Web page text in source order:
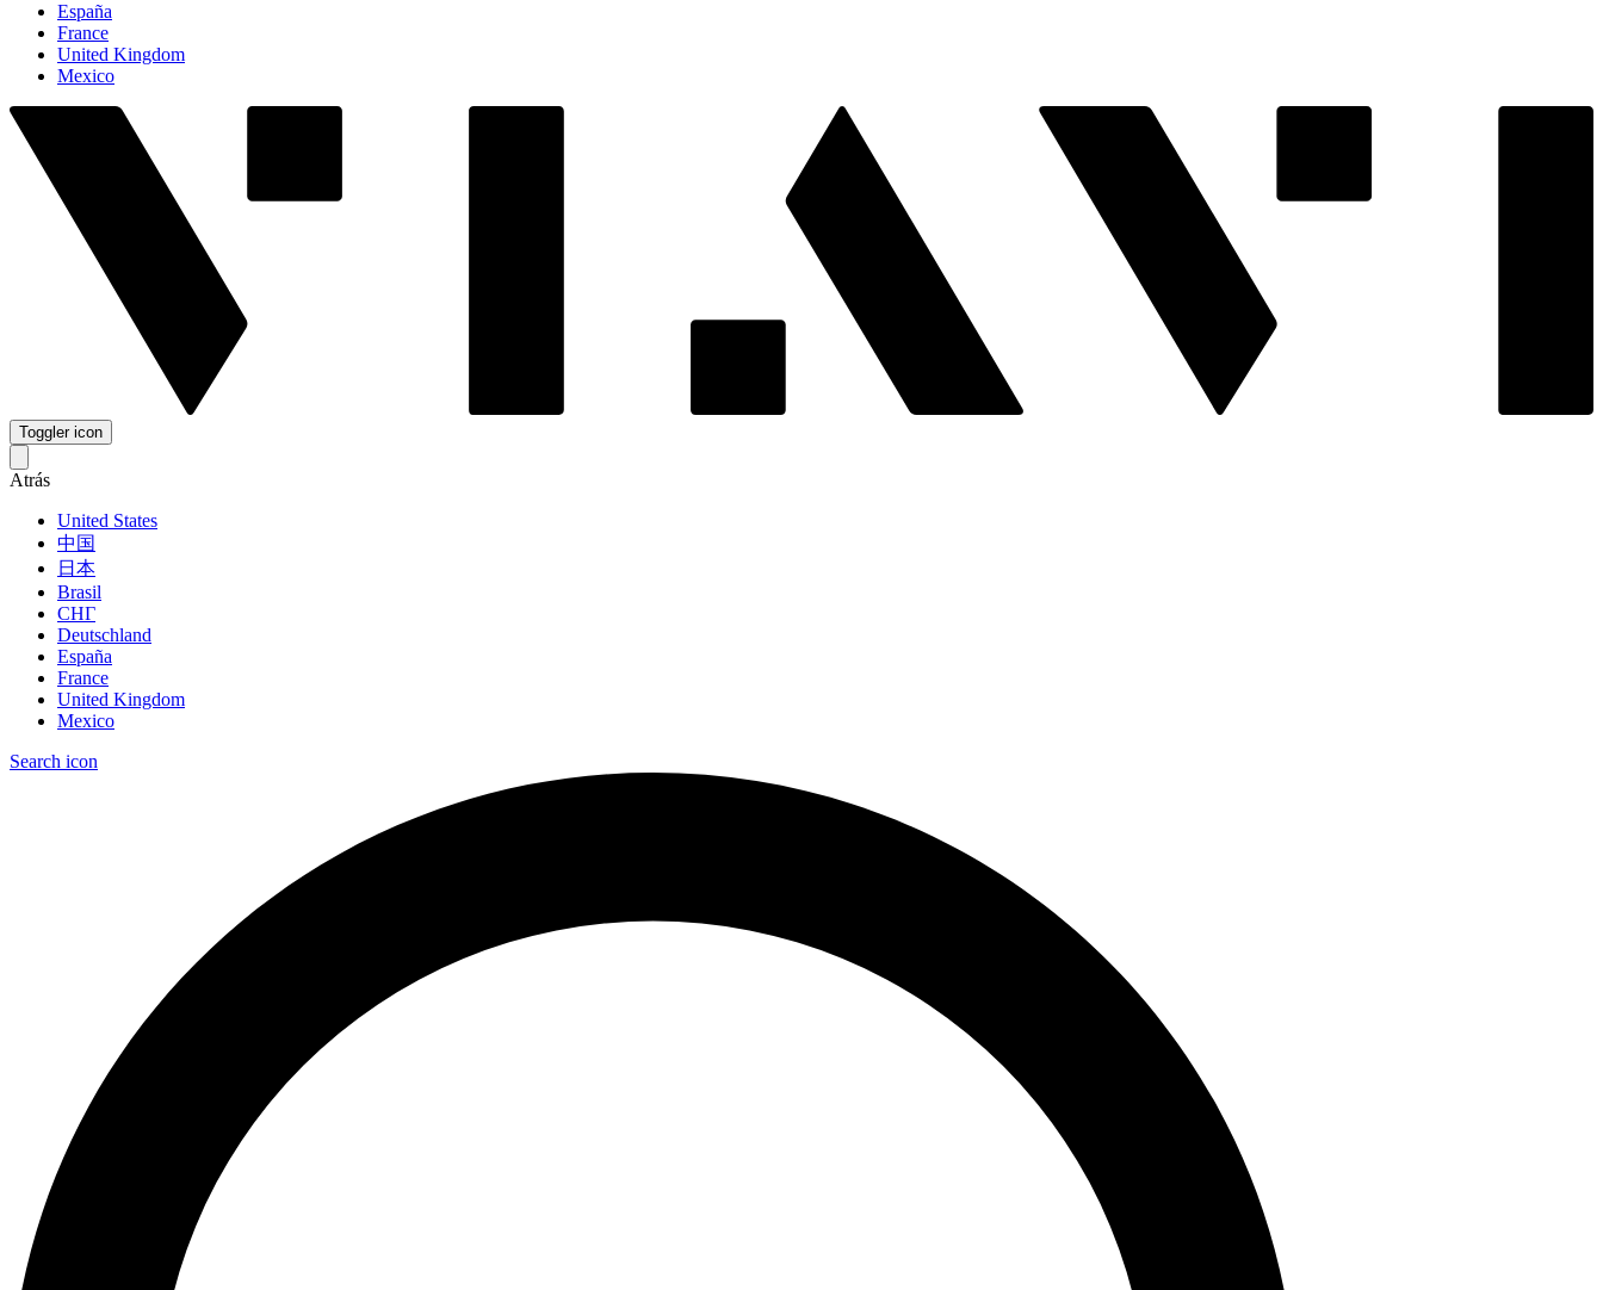
España
France
United Kingdom
Mexico
Toggler icon
Atrás
United States
中国
日本
Brasil
СНГ
Deutschland
España
France
United Kingdom
Mexico
Search icon